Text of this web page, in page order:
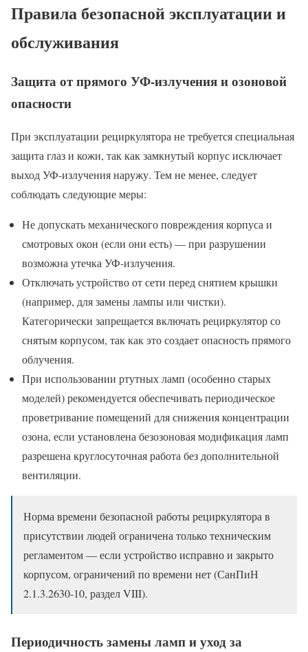
Правила безопасной эксплуатации и
обслуживания
Защита от прямого УФ-излучения и озоновой
опасности
При эксплуатации рециркулятора не требуется специальная
защита глаз и кожи, так как замкнутый корпус исключает
выход УФ-излучения наружу. Тем не менее, следует
соблюдать следующие меры:
Не допускать механического повреждения корпуса и
смотровых окон (если они есть) — при разрушении
возможна утечка УФ-излучения.
Отключать устройство от сети перед снятием крышки
(например, для замены лампы или чистки).
Категорически запрещается включать рециркулятор со
снятым корпусом, так как это создает опасность прямого
облучения.
При использовании ртутных ламп (особенно старых
моделей) рекомендуется обеспечивать периодическое
проветривание помещений для снижения концентрации
озона, если установлена безозоновая модификация ламп
разрешена круглосуточная работа без дополнительной
вентиляции.
Норма времени безопасной работы рециркулятора в
присутствии людей ограничена только техническим
регламентом — если устройство исправно и закрыто
корпусом, ограничений по времени нет (СанПиН
2.1.3.2630-10, раздел VIII).
Периодичность замены ламп и уход за